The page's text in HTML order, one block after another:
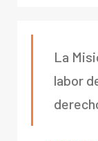
La
labor